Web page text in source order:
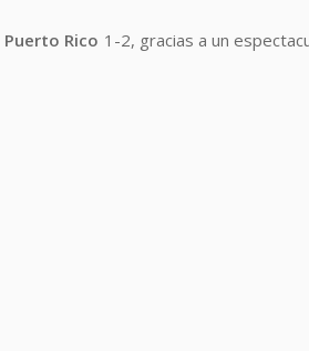
Puerto Rico 1-2, gracias a un